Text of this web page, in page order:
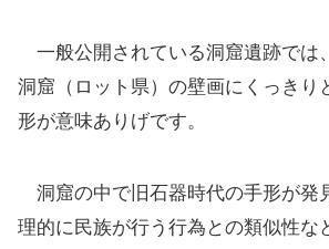
一般公開されている洞窟遺跡では
洞窟（ロット県）の壁画にくっきり
形が意味ありげです。
洞窟の中で旧石器時代の手形が発
理的に民族が行う行為との類似性な